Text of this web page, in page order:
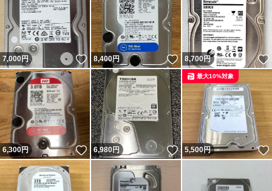
7,000円 いいね！
8,400円 いいね！
8,700円
6,300円 いいね！
6,980円 いいね！
5,500円
最大10%対象